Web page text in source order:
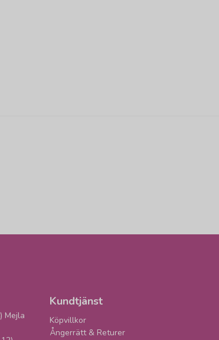
Mejla
Kundtjänst
Köpvillkor
Ångerrätt & Returer